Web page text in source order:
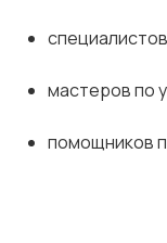
мастеров по
помощников